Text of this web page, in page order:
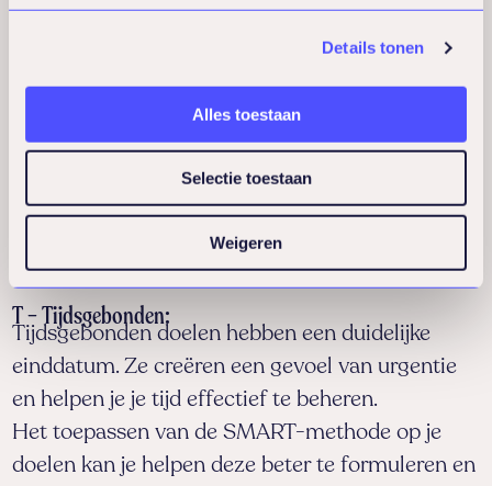
Details tonen
Alles toestaan
Selectie toestaan
Weigeren
acceptabel is voor jou, is de kans groter dat je het
opgeeft.
Realistische doelen zijn haalbaar binnen de
gegeven middelen en omstandigheden. Het is
belangrijk om te erkennen dat doelen te hoog
stellen kan leiden tot teleurstelling en
demotivatie.
T – Tijdsgebonden:
Tijdsgebonden doelen hebben een duidelijke
einddatum. Ze creëren een gevoel van urgentie
en helpen je je tijd effectief te beheren.
Het toepassen van de SMART-methode op je
doelen kan je helpen deze beter te formuleren en